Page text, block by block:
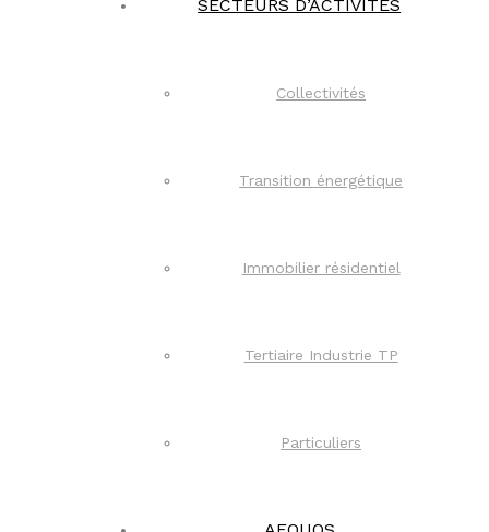
SECTEURS D’ACTIVITÉS
Collectivités
Transition énergétique
Immobilier résidentiel
Tertiaire Industrie TP
Particuliers